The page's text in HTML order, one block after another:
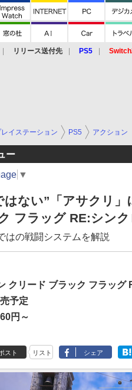
リリース送付先 PS5
レイステーション PS5 アクション
ー
▼
はない”「アサクリ
フラッグ RE:シン
はの戦闘システムを解説
クリード ブラック フラッグ
予定
円～
スト リスト シェア